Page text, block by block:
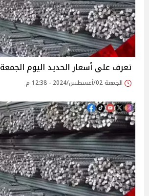
تعرف على أسعار الحديد اليوم الجمعة
الجمعة 02/أغسطس/2024 - 12:38 م